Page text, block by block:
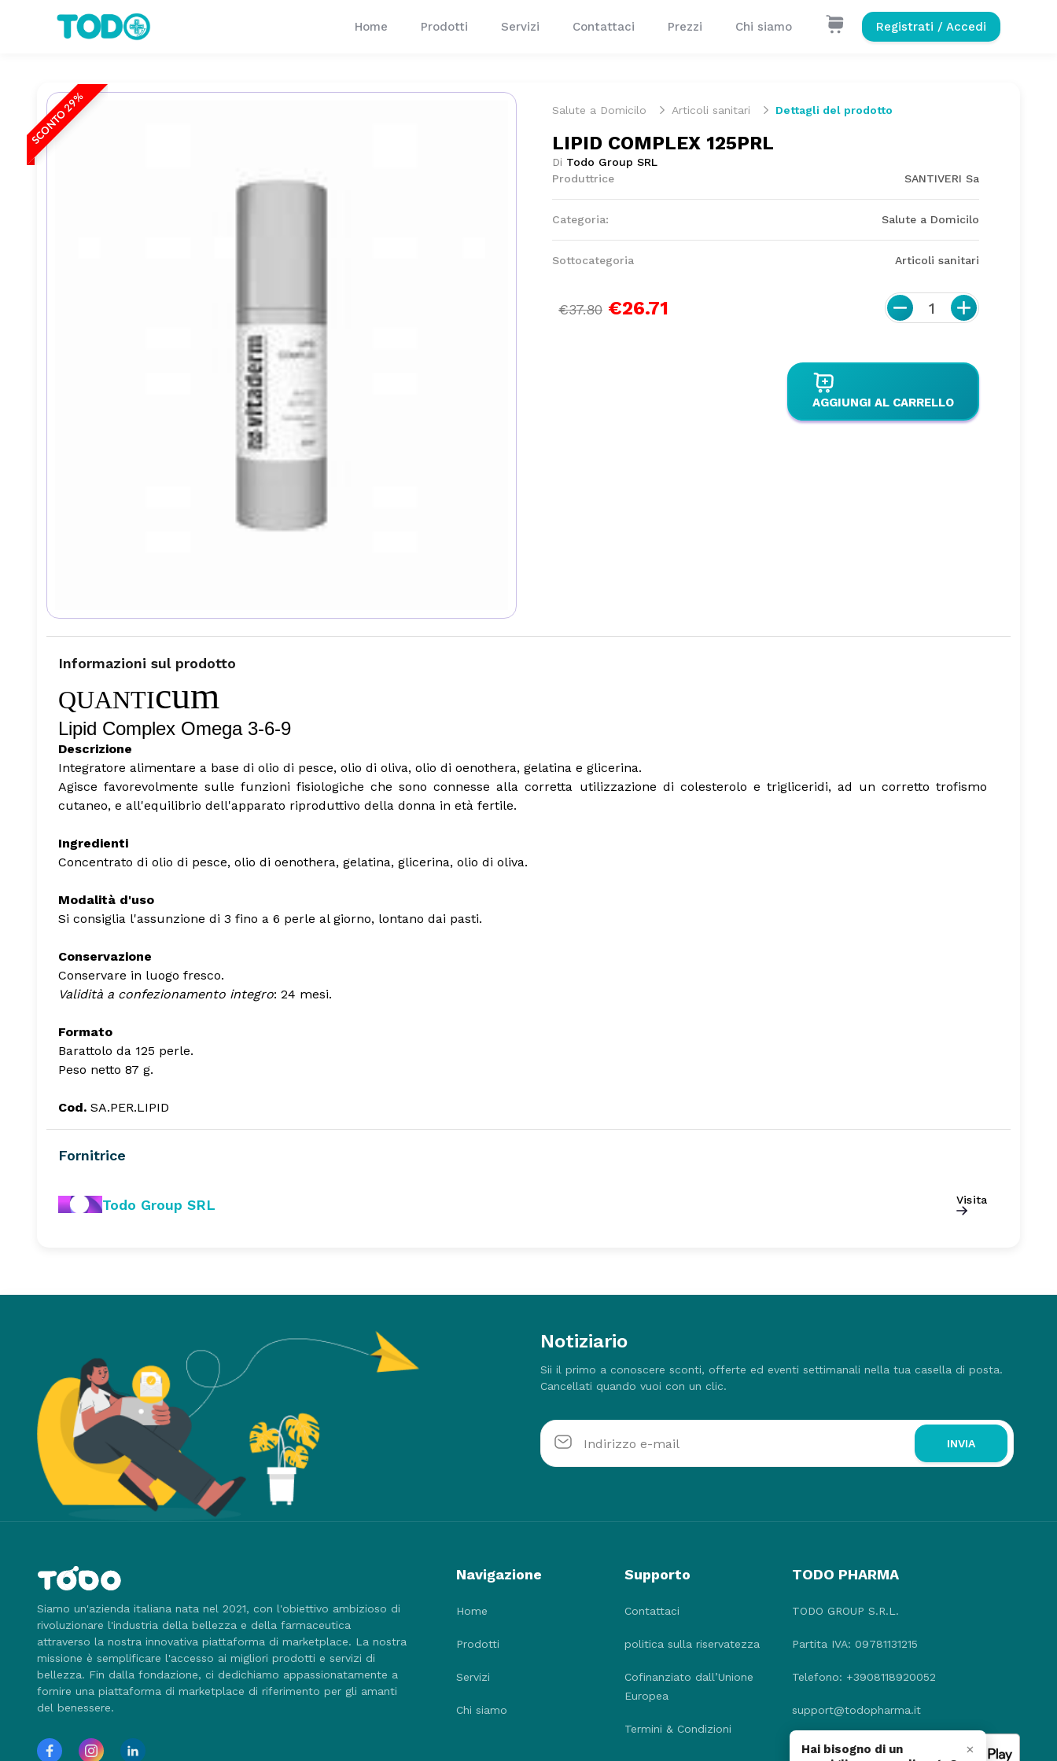
Home Prodotti Servizi Contattaci Prezzi Chi siamo Registrati / Accedi
SCONTO 29% Salute a Domicilo Articoli sanitari Dettagli del prodotto
LIPID COMPLEX 125PRL
Di Todo Group SRL
Produttrice
SANTIVERI Sa
Categoria: Salute a Domicilo
Sottocategoria Articoli sanitari
€37.80 €26.71 1
AGGIUNGI AL CARRELLO
Informazioni sul prodotto
QUANTIcum
Lipid Complex Omega 3-6-9
Descrizione
Integratore alimentare a base di olio di pesce, olio di oliva, olio di oenothera, gelatina e glicerina.
Agisce favorevolmente sulle funzioni fisiologiche che sono connesse alla corretta utilizzazione di colesterolo e trigliceridi, ad un corretto trofismo
cutaneo, e all'equilibrio dell'apparato riproduttivo della donna in età fertile.
Ingredienti
Concentrato di olio di pesce, olio di oenothera, gelatina, glicerina, olio di oliva.
Modalità d'uso
Si consiglia l'assunzione di 3 fino a 6 perle al giorno, lontano dai pasti.
Conservazione
Conservare in luogo fresco.
Validità a confezionamento integro: 24 mesi.
Formato
Barattolo da 125 perle.
Peso netto 87 g.
Cod. SA.PER.LIPID
Fornitrice
Todo Group SRL Visita
Hai bisogno di un
×
Notiziario
Sii il primo a conoscere sconti, offerte ed eventi settimanali nella tua casella di posta.
Cancellati quando vuoi con un clic.
INVIA
Siamo un'azienda italiana nata nel 2021, con l'obiettivo ambizioso di
rivoluzionare l'industria della bellezza e della farmaceutica
attraverso la nostra innovativa piattaforma di marketplace. La nostra
missione è semplificare l'accesso ai migliori prodotti e servizi di
bellezza. Fin dalla fondazione, ci dedichiamo appassionatamente a
fornire una piattaforma di marketplace di riferimento per gli amanti
del benessere.
Navigazione
Home
Prodotti
Servizi
Chi siamo
Supporto
Contattaci
politica sulla riservatezza
Cofinanziato dall’Unione
Europea
Termini & Condizioni
TODO PHARMA
TODO GROUP S.R.L.
Partita IVA: 09781131215
Telefono: +3908118920052
support@todopharma.it